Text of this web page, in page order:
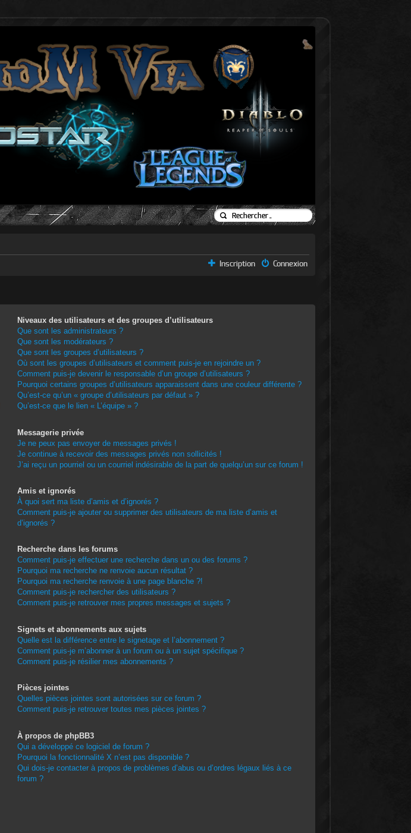
Inscription Connexion
Niveaux des utilisateurs et des groupes d’utilisateurs
Que sont les administrateurs ?
Que sont les modérateurs ?
Que sont les groupes d’utilisateurs ?
Où sont les groupes d’utilisateurs et comment puis-je en rejoindre un ?
Comment puis-je devenir le responsable d’un groupe d’utilisateurs ?
Pourquoi certains groupes d’utilisateurs apparaissent dans une couleur différente ?
Qu’est-ce qu’un « groupe d’utilisateurs par défaut » ?
Qu’est-ce que le lien « L’équipe » ?
Messagerie privée
Je ne peux pas envoyer de messages privés !
Je continue à recevoir des messages privés non sollicités !
J’ai reçu un pourriel ou un courriel indésirable de la part de quelqu’un sur ce forum !
Amis et ignorés
À quoi sert ma liste d’amis et d’ignorés ?
Comment puis-je ajouter ou supprimer des utilisateurs de ma liste d’amis et
d’ignorés ?
Recherche dans les forums
Comment puis-je effectuer une recherche dans un ou des forums ?
Pourquoi ma recherche ne renvoie aucun résultat ?
Pourquoi ma recherche renvoie à une page blanche ?!
Comment puis-je rechercher des utilisateurs ?
Comment puis-je retrouver mes propres messages et sujets ?
Signets et abonnements aux sujets
Quelle est la différence entre le signetage et l’abonnement ?
Comment puis-je m’abonner à un forum ou à un sujet spécifique ?
Comment puis-je résilier mes abonnements ?
Pièces jointes
Quelles pièces jointes sont autorisées sur ce forum ?
Comment puis-je retrouver toutes mes pièces jointes ?
À propos de phpBB3
Qui a développé ce logiciel de forum ?
Pourquoi la fonctionnalité X n’est pas disponible ?
Qui dois-je contacter à propos de problèmes d’abus ou d’ordres légaux liés à ce
forum ?